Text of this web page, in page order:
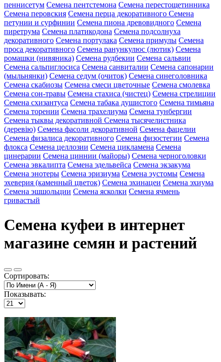
пеннисетум Семена пентстемона Семена перестощетинника
Семена перовския Семена перца декоративного Семена
петунии и сурфинии Семена пиона древовидного Семена
пиретрума Семена платикодона Семена подсолнуха
декоративного Семена портулака Семена примулы Семена
проса декоративного Семена ранункулюс (лютик) Семена
ромашки (нивяника) Семена рудбекии Семена сальвии
Семена сальпиглосиса Семена санвиталии Семена сапонарии
(мыльнянки) Семена седум (очиток) Семена синеголовника
Семена скабиозы Семена смеси цветочные Семена смолевка
Семена сон-травы Семена стахиса (чистец) Семена стрелиции
Семена схизантуса Семена табака душистого Семена тимьяна
Семена торении Семена трахелиума Семена тунбергии
Семена тыквы декоративной Семена тысячелистника
(деревію) Семена фасоли декоративной Семена фацелии
Семена физалиса декоративного Семена физостегии Семена
флокса Семена целлозии Семена цикламена Семена
цинерарии Семена циннии (майоры) Семена черноголовки
Семена эвкалипта Семена эдельвейса Семена экзакума
Семена энотеры Семена эризиума Семена эустомы Семена
эхеверия (каменный цветок) Семена эхинацеи Семена эхиума
Семена эшшольции Семена ясколки Семена ячмень
гривастый
Семена куфеи в интернет
магазине семян и растений
Сортировать:
Показывать: